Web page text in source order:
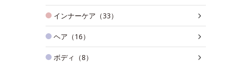
インナーケア（33）
ヘア（16）
ボディ（8）